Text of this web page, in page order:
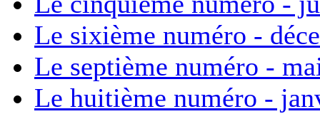
Le sixième numéro -
Le septième numéro -
Le huitième numéro -